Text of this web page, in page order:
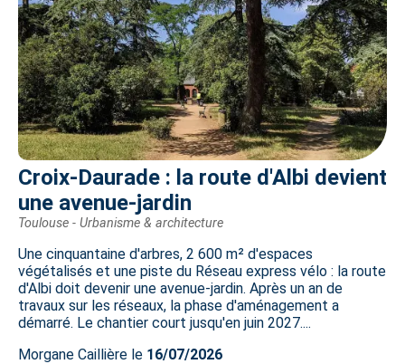
Croix-Daurade : la route d'Albi devient
une avenue-jardin
Toulouse - Urbanisme & architecture
Une cinquantaine d'arbres, 2 600 m² d'espaces
végétalisés et une piste du Réseau express vélo : la route
d'Albi doit devenir une avenue-jardin. Après un an de
travaux sur les réseaux, la phase d'aménagement a
démarré. Le chantier court jusqu'en juin 2027....
Morgane Caillière le 16/07/2026